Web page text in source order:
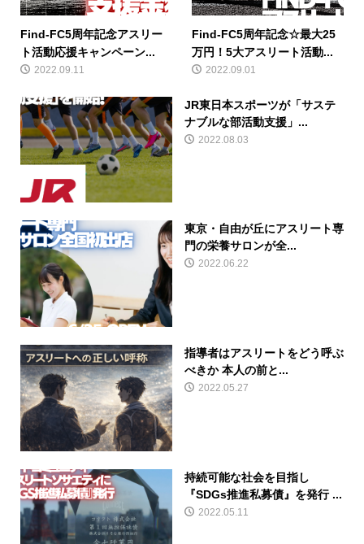
Find-FC5周年記念アスリー
ト活動応援キャンペーン...
2022.09.11
Find-FC5周年記念☆最大25
万円！5大アスリート活動...
2022.09.01
JR東日本スポーツが「サステ
ナブルな部活動支援」...
2022.08.03
東京・自由が丘にアスリート専
門の栄養サロンが全...
2022.06.22
指導者はアスリートをどう呼ぶ
べきか 本人の前と...
2022.05.27
持続可能な社会を目指し
『SDGs推進私募債』を発行 ...
2022.05.11